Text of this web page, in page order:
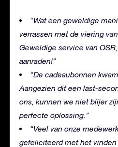
“Wat een geweldige
verrassen met de viering
Geweldige service van
aanraden!”
“De cadeaubonnen
Aangezien dit een last-
ons, kunnen we niet blijer
perfecte oplossing.”
“Veel van onze
gefeliciteerd met het